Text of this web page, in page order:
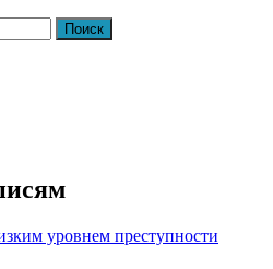
уровнем преступности